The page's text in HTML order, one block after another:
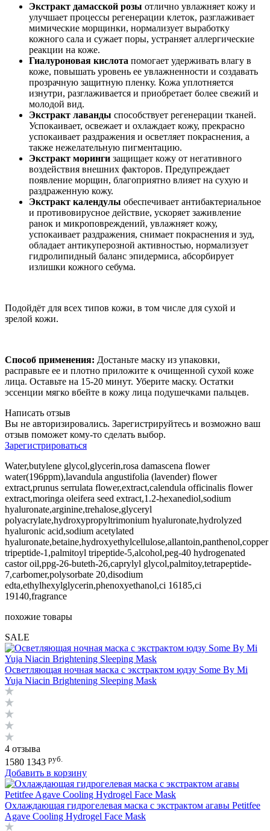
Экстракт дамасской розы отлично увлажняет кожу и
улучшает процессы регенерации клеток, разглаживает
мимические морщинки, нормализует выработку
кожного сала и сужает поры, устраняет аллергические
реакции на коже.
Гиалуроновая кислота помогает удерживать влагу в
коже, повышать уровень ее увлажненности и создавать
прозрачную защитную пленку. Кожа уплотняется
изнутри, разглаживается и приобретает более свежий и
молодой вид.
Экстракт лаванды способствует регенерации тканей.
Успокаивает, освежает и охлаждает кожу, прекрасно
успокаивает раздражения и осветляет покраснения, а
также нежелательную пигментацию.
Экстракт моринги защищает кожу от негативного
воздействия внешних факторов. Предупреждает
появление морщин, благоприятно влияет на сухую и
раздраженную кожу.
Экстракт календулы обеспечивает антибактериальное
и противовирусное действие, ускоряет заживление
ранок и микроповреждений, увлажняет кожу,
успокаивает раздражения, снимает покраснения и зуд,
обладает антикуперозной активностью, нормализует
гидролипидный баланс эпидермиса, абсорбирует
излишки кожного себума.
Подойдёт для всех типов кожи, в том числе для сухой и
зрелой кожи.
Способ применения: Достаньте маску из упаковки,
расправьте ее и плотно приложите к очищенной сухой коже
лица. Оставьте на 15-20 минут. Уберите маску. Остатки
эссенции мягко вбейте в кожу лица подушечками пальцев.
Написать отзыв
Вы не авторизировались. Зарегистрируйтесь и возможно ваш
отзыв поможет кому-то сделать выбор.
Зарегистрироваться
Water,butylene glycol,glycerin,rosa damascena flower
water(196ppm),lavandula angustifolia (lavender) flower
extract,prunus serrulata flower,extract,calendula officinalis flower
extract,moringa oleifera seed extract,1.2-hexanediol,sodium
hyaluronate,arginine,trehalose,glyceryl
polyacrylate,hydroxypropyltrimonium hyaluronate,hydrolyzed
hyaluronic acid,sodium acetylated
hyaluronate,betaine,hydroxyethylcellulose,allantoin,panthenol,copper
tripeptide-1,palmitoyl tripeptide-5,alcohol,peg-40 hydrogenated
castor oil,ppg-26-buteth-26,caprylyl glycol,palmitoy,tetrapeptide-
7,carbomer,polysorbate 20,disodium
edta,ethylhexylglycerin,phenoxyethanol,ci 16185,ci
19140,fragrance
похожие товары
SALE
Осветляющая ночная маска с экстрактом юдзу Some By Mi
Yuja Niacin Brightening Sleeping Mask
4 отзыва
1580 1343 руб.
Добавить в корзину
Охлаждающая гидрогелевая маска с экстрактом агавы Petitfee
Agave Cooling Hydrogel Face Mask